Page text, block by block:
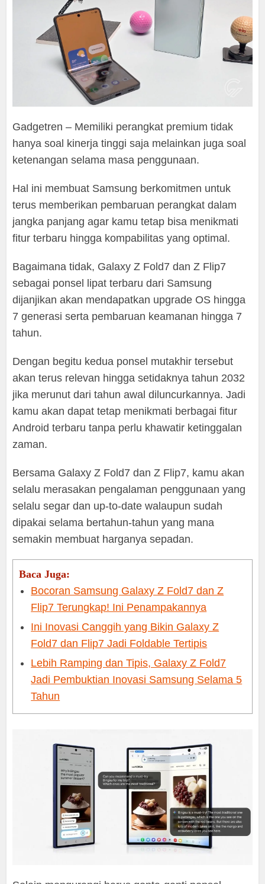
Gadgetren – Memiliki perangkat premium tidak
hanya soal kinerja tinggi saja melainkan juga soal
ketenangan selama masa penggunaan.
Hal ini membuat Samsung berkomitmen untuk
terus memberikan pembaruan perangkat dalam
jangka panjang agar kamu tetap bisa menikmati
fitur terbaru hingga kompabilitas yang optimal.
Bagaimana tidak, Galaxy Z Fold7 dan Z Flip7
sebagai ponsel lipat terbaru dari Samsung
dijanjikan akan mendapatkan upgrade OS hingga
7 generasi serta pembaruan keamanan hingga 7
tahun.
Dengan begitu kedua ponsel mutakhir tersebut
akan terus relevan hingga setidaknya tahun 2032
jika merunut dari tahun awal diluncurkannya. Jadi
kamu akan dapat tetap menikmati berbagai fitur
Android terbaru tanpa perlu khawatir ketinggalan
zaman.
Bersama Galaxy Z Fold7 dan Z Flip7, kamu akan
selalu merasakan pengalaman penggunaan yang
selalu segar dan up-to-date walaupun sudah
dipakai selama bertahun-tahun yang mana
semakin membuat harganya sepadan.
Baca Juga:
Bocoran Samsung Galaxy Z Fold7 dan Z
Flip7 Terungkap! Ini Penampakannya
Ini Inovasi Canggih yang Bikin Galaxy Z
Fold7 dan Flip7 Jadi Foldable Tertipis
Lebih Ramping dan Tipis, Galaxy Z Fold7
Jadi Pembuktian Inovasi Samsung Selama 5
Tahun